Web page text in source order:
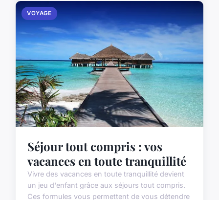
VOYAGE
Séjour tout compris : vos
vacances en toute tranquillité
Vivre des vacances en toute tranquillité devient
un jeu d'enfant grâce aux séjours tout compris.
Ces formules vous permettent de vous détendre